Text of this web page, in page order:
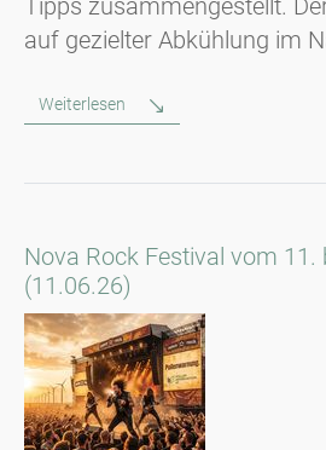
Tipps zusammengestellt.
auf gezielter Abkühlung im
Weiterlesen
Nova Rock Festival vom 11.
(11.06.26)